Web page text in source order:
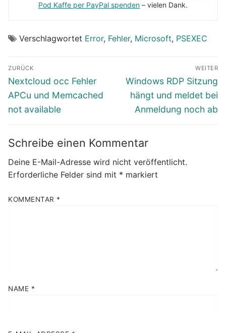
Pod Kaffe per PayPal spenden – vielen Dank.
Verschlagwortet Error, Fehler, Microsoft, PSEXEC
Beitragsnavigation
ZURÜCK
Vorheriger
Beitrag:
Nextcloud occ Fehler
APCu und Memcached
not available
WEITER
Nächster
Beitrag:
Windows RDP Sitzung
hängt und meldet bei
Anmeldung noch ab
Schreibe einen Kommentar
Deine E-Mail-Adresse wird nicht veröffentlicht.
Erforderliche Felder sind mit * markiert
KOMMENTAR *
NAME *